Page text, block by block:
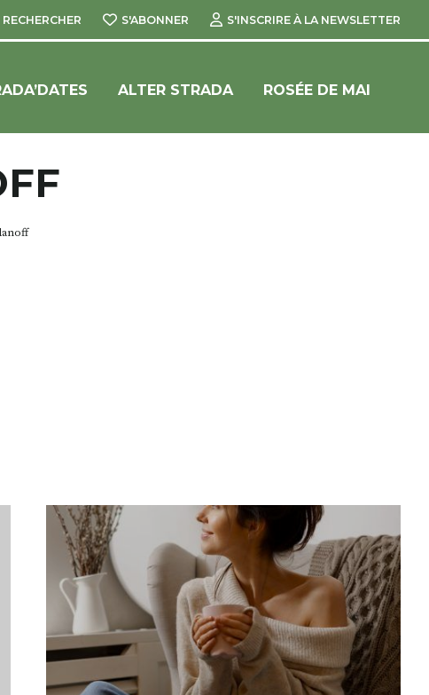
RECHERCHER S'ABONNER S'INSCRIRE À LA NEWSLETTER
ALTER STRADA ROSÉE DE MAI